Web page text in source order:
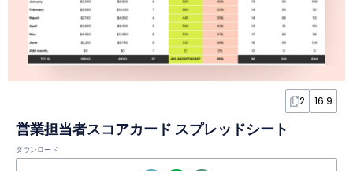
2 16:9
営業担当者スコアカード スプレッドシート
ダウンロード